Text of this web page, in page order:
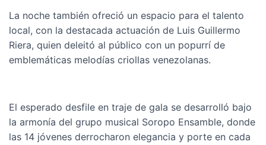
La noche también ofreció un espacio para el talento
local, con la destacada actuación de Luis Guillermo
Riera, quien deleitó al público con un popurrí de
emblemáticas melodías criollas venezolanas.
El esperado desfile en traje de gala se desarrolló bajo
la armonía del grupo musical Soropo Ensamble, donde
las 14 jóvenes derrocharon elegancia y porte en cada